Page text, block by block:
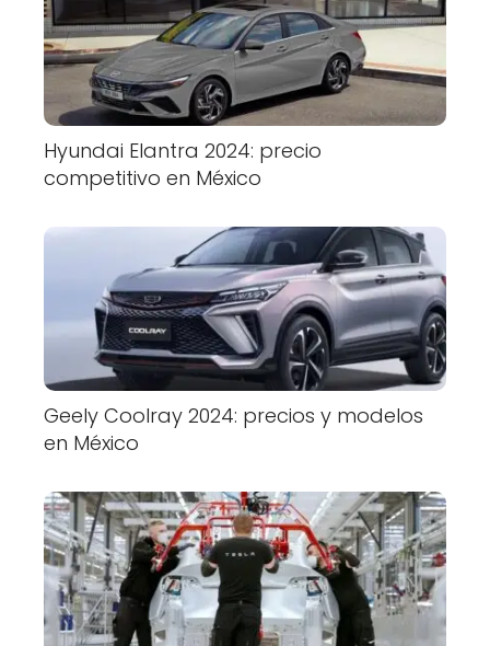
Hyundai Elantra 2024: precio
competitivo en México
Geely Coolray 2024: precios y modelos
en México